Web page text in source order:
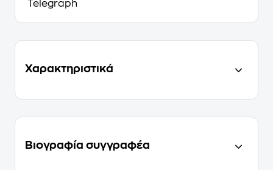
Telegraph
Χαρακτηριστικά
Βιογραφία συγγραφέα